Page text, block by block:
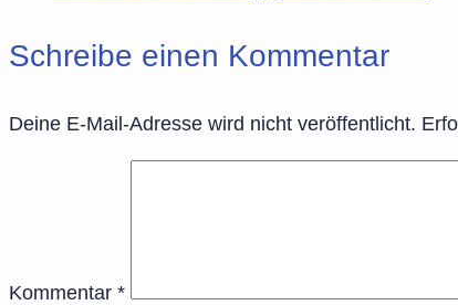
Schreibe einen Kommentar
Deine E-Mail-Adresse wird nicht veröffentlicht.
Kommentar *